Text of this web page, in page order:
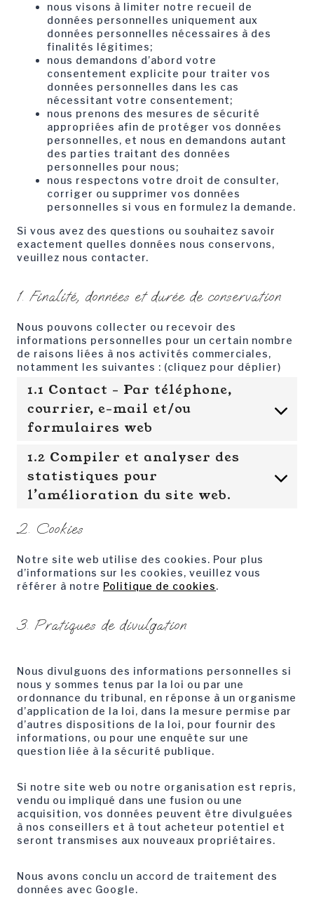
nous visons à limiter notre recueil de
données personnelles uniquement aux
données personnelles nécessaires à des
finalités légitimes;
nous demandons d’abord votre
consentement explicite pour traiter vos
données personnelles dans les cas
nécessitant votre consentement;
nous prenons des mesures de sécurité
appropriées afin de protéger vos données
personnelles, et nous en demandons autant
des parties traitant des données
personnelles pour nous;
nous respectons votre droit de consulter,
corriger ou supprimer vos données
personnelles si vous en formulez la demande.
Si vous avez des questions ou souhaitez savoir
exactement quelles données nous conservons,
veuillez nous contacter.
1. Finalité, données et durée de conservation
Nous pouvons collecter ou recevoir des
informations personnelles pour un certain nombre
de raisons liées à nos activités commerciales,
notamment les suivantes : (cliquez pour déplier)
1.1 Contact - Par téléphone,
courrier, e-mail et/ou
formulaires web
1.2 Compiler et analyser des
statistiques pour
l’amélioration du site web.
2. Cookies
Notre site web utilise des cookies. Pour plus
d’informations sur les cookies, veuillez vous
référer à notre Politique de cookies.
3. Pratiques de divulgation
Nous divulguons des informations personnelles si
nous y sommes tenus par la loi ou par une
ordonnance du tribunal, en réponse à un organisme
d’application de la loi, dans la mesure permise par
d’autres dispositions de la loi, pour fournir des
informations, ou pour une enquête sur une
question liée à la sécurité publique.
Si notre site web ou notre organisation est repris,
vendu ou impliqué dans une fusion ou une
acquisition, vos données peuvent être divulguées
à nos conseillers et à tout acheteur potentiel et
seront transmises aux nouveaux propriétaires.
Nous avons conclu un accord de traitement des
données avec Google.